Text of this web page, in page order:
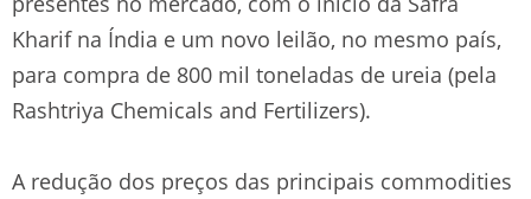
Kharif na Índia e um novo leilão, no mesmo país,
para compra de 800 mil toneladas de ureia (pela
Rashtriya Chemicals and Fertilizers).
A redução dos preços das principais commodities